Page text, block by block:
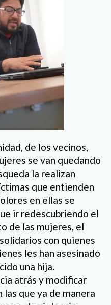
de los vecinos,
se van quedando
la realizan
que entienden
en ellas se
ir redescubriendo el
de las mujeres, el
con quienes
les han asesinado
una hija.
atrás y modificar
las que ya de manera